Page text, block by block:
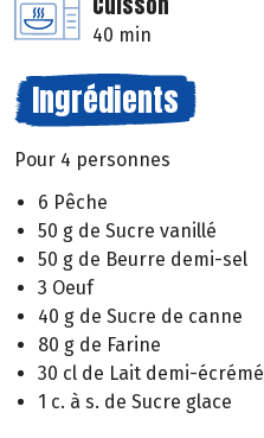
40 min
Ingrédients
Pour 4 personnes
6 Pêche
50 g de Sucre vanillé
50 g de Beurre demi-sel
3 Oeuf
40 g de Sucre de canne
80 g de Farine
30 cl de Lait demi-écrémé
1 c. à s. de Sucre glace